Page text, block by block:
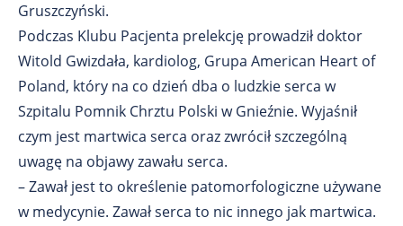
Gruszczyński.
Podczas Klubu Pacjenta prelekcję prowadził doktor
Witold Gwizdała, kardiolog, Grupa American Heart of
Poland, który na co dzień dba o ludzkie serca w
Szpitalu Pomnik Chrztu Polski w Gnieźnie. Wyjaśnił
czym jest martwica serca oraz zwrócił szczególną
uwagę na objawy zawału serca.
– Zawał jest to określenie patomorfologiczne używane
w medycynie. Zawał serca to nic innego jak martwica.